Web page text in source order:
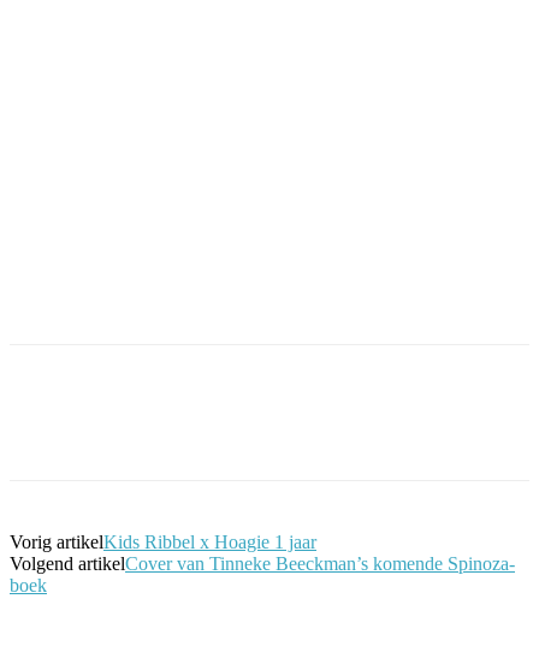
Vorig artikelKids Ribbel x Hoagie 1 jaar
Volgend artikelCover van Tinneke Beeckman’s komende Spinoza-
boek